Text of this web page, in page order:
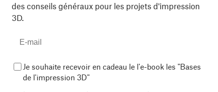
des conseils généraux pour les projets d'impression
3D.
Je souhaite recevoir en cadeau le l'e-book les "Bases
de l'impression 3D"